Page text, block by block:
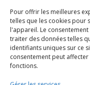
Pour offrir les meilleures
telles que les cookies pour
l'appareil. Le
traiter des données telles
identifiants uniques sur ce
consentement peut
fonctions.